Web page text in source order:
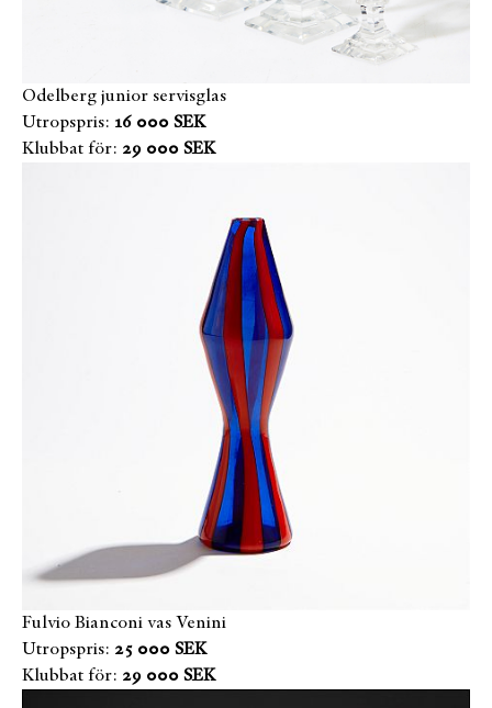
Odelberg junior servisglas
Utropspris: 16 000 SEK
Klubbat för: 29 000 SEK
Fulvio Bianconi vas Venini
Utropspris: 25 000 SEK
Klubbat för: 29 000 SEK